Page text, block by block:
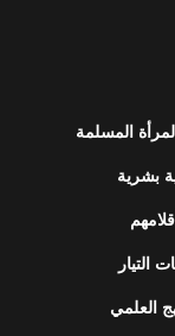
المسلمة
بشرية
التيار
العلمي